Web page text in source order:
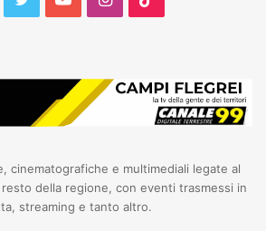
cinematografiche e multimediali legate al
della regione, con eventi trasmessi in
streaming e tanto altro.